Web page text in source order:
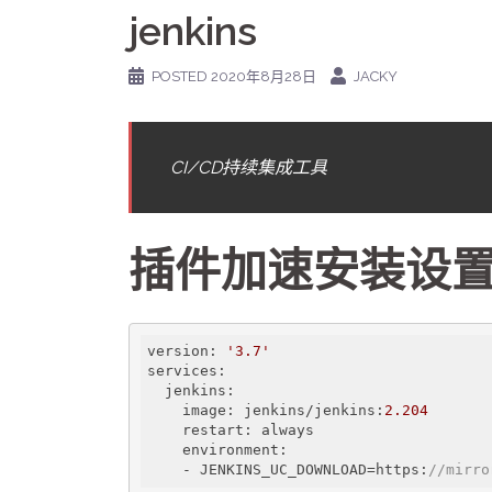
jenkins
POSTED 2020年8月28日 JACKY
CI/CD持续集成工具
插件加速安装设
version:
'3.7'
services:
    image: jenkins/jenkins:
2.204
    - JENKINS_UC_DOWNLOAD=https:
//